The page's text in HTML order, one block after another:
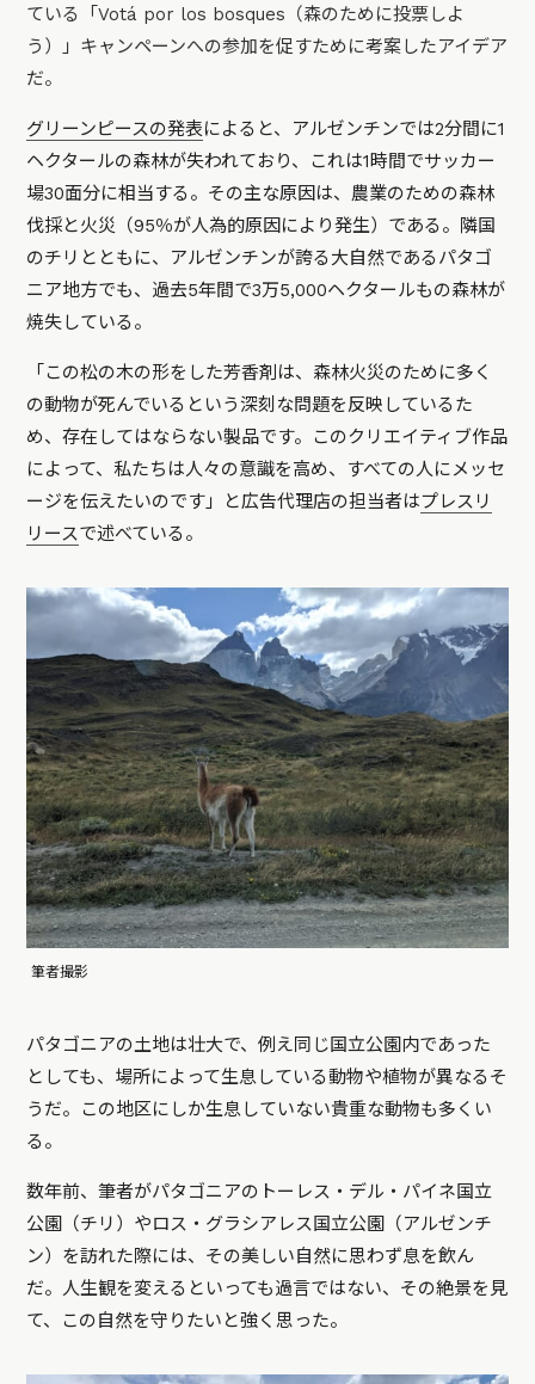
ている「Votá por los bosques（森のために投票しよ
う）」キャンペーンへの参加を促すために考案したアイデア
だ。
グリーンピースの発表によると、アルゼンチンでは2分間に1
ヘクタールの森林が失われており、これは1時間でサッカー
場30面分に相当する。その主な原因は、農業のための森林
伐採と火災（95％が人為的原因により発生）である。隣国
のチリとともに、アルゼンチンが誇る大自然であるパタゴ
ニア地方でも、過去5年間で3万5,000ヘクタールもの森林が
焼失している。
「この松の木の形をした芳香剤は、森林火災のために多く
の動物が死んでいるという深刻な問題を反映しているた
め、存在してはならない製品です。このクリエイティブ作品
によって、私たちは人々の意識を高め、すべての人にメッセ
ージを伝えたいのです」と広告代理店の担当者はプレスリ
リースで述べている。
筆者撮影
パタゴニアの土地は壮大で、例え同じ国立公園内であった
としても、場所によって生息している動物や植物が異なるそ
うだ。この地区にしか生息していない貴重な動物も多くい
る。
数年前、筆者がパタゴニアのトーレス・デル・パイネ国立
公園（チリ）やロス・グラシアレス国立公園（アルゼンチ
ン）を訪れた際には、その美しい自然に思わず息を飲ん
だ。人生観を変えるといっても過言ではない、その絶景を見
て、この自然を守りたいと強く思った。